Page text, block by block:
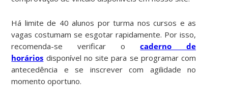
Há limite de 40 alunos por turma nos cursos e as
vagas costumam se esgotar rapidamente. Por isso,
recomenda-se verificar ocaderno de
horários disponível no site para se programar com
antecedência e se inscrever com agilidade no
momento oportuno.